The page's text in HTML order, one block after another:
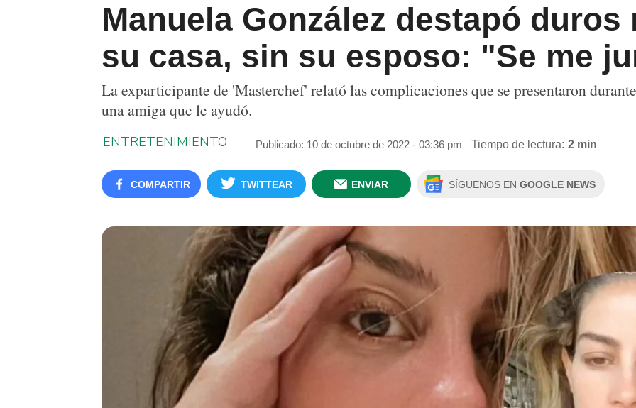
Manuela González destapó duros
su casa, sin su esposo: "Se me
La exparticipante de 'Masterchef' relató las complicaciones que se presentaron
una amiga que le ayudó.
ENTRETENIMIENTO Publicado: 10 de octubre de 2022 - 03:36 pm Tiempo de lectura: 2 min
COMPARTIR TWITTEAR ENVIAR SÍGUENOS EN GOOGLE NEWS